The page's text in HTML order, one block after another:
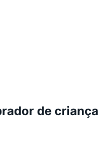
de criança